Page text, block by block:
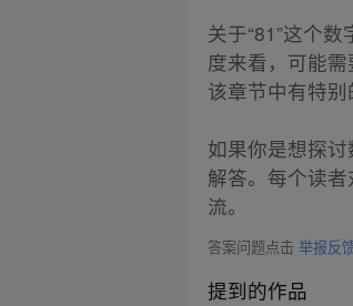
关于“81”这个数
度来看，可能
该章节中有特别
如果你是想探
解答。每个读
流。
答案问题点击举报反
提到的作品